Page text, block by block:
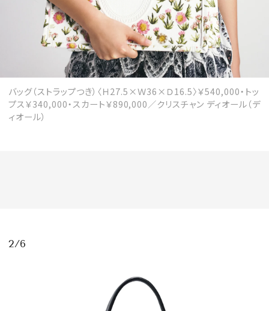
FOLLOW US
バッグ（ストラップつき）〈Ｈ27.5×Ｗ36×Ｄ16.5〉￥540,000・トッ
プス￥340,000・スカート￥890,000／クリスチャン ディオール（デ
ィオール）
2/6